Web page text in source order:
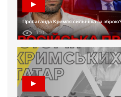
Пропаганда Кремля сильніша за
110